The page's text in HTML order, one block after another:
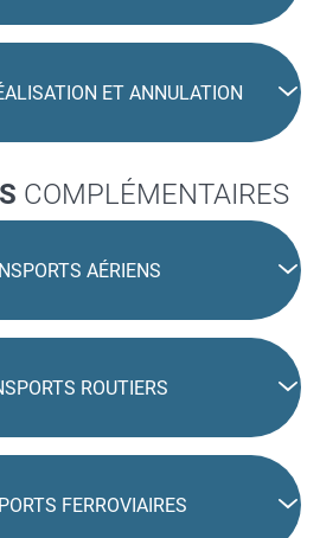
ET ANNULATION
COMPLÉMENTAIRES
AÉRIENS
ROUTIERS
FERROVIAIRES